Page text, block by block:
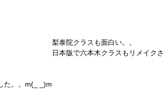
梨泰院クラスも面白い。。
日本版で六本木クラスもリメイク
た。。m(_ _)m